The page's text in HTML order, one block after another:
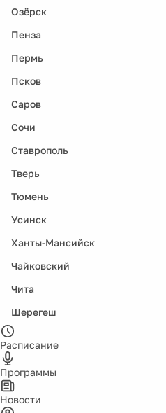
Озёрск
Пенза
Пермь
Псков
Саров
Сочи
Ставрополь
Тверь
Тюмень
Усинск
Ханты-Мансийск
Чайковский
Чита
Шерегеш
Расписание
Программы
Новости